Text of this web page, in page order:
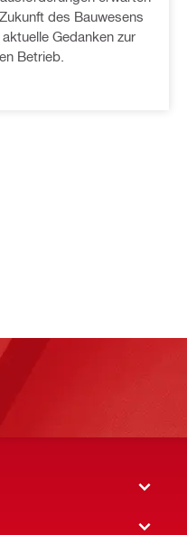
des Bauwesens
Gedanken zur
Betrieb.